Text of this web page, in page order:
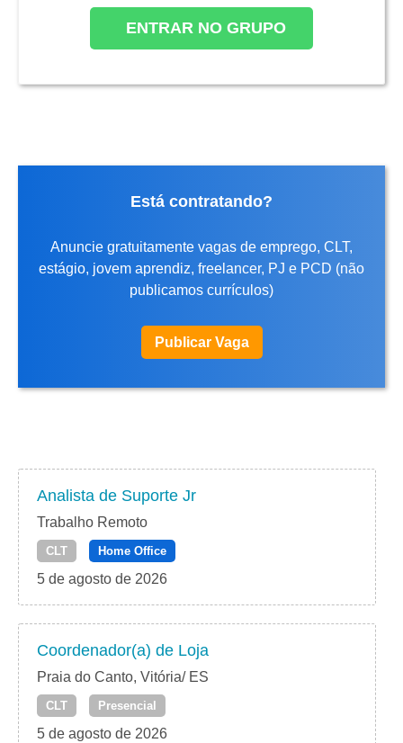
ENTRAR NO GRUPO
Está contratando?
Anuncie gratuitamente vagas de emprego, CLT,
estágio, jovem aprendiz, freelancer, PJ e PCD (não
publicamos currículos)
Publicar Vaga
Analista de Suporte Jr
Trabalho Remoto
CLT Home Office
5 de agosto de 2026
Coordenador(a) de Loja
Praia do Canto, Vitória/ ES
CLT Presencial
5 de agosto de 2026